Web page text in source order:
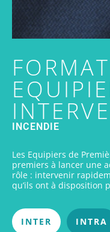
INCENDIE
Les Equipiers de
premiers à lancer une
rôle : intervenir
qu’ils ont à disposition
INTER INTRA